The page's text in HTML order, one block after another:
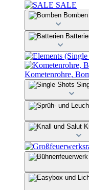
SALE
Bomben
Kometenrohre,